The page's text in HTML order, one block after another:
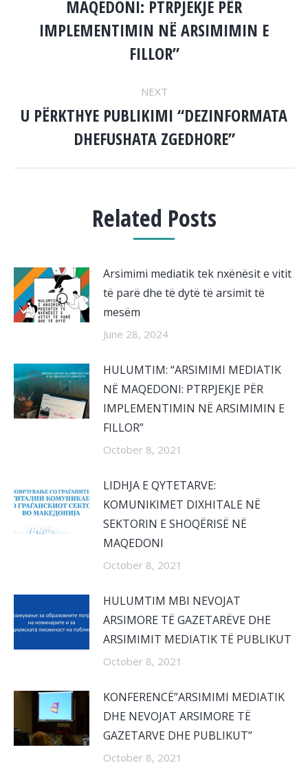
Previous
post:
MAQEDONI: PTRPJEKJE PËR
IMPLEMENTIMIN NË ARSIMIMIN E
FILLOR”
NEXT
Next
post:
U PËRKTHYE PUBLIKIMI “DEZINFORMATA
DHEFUSHATA ZGEDHORE”
Related Posts
Arsimimi mediatik tek nxënësit e vitit
të parë dhe të dytë të arsimit të
mesëm
June 28, 2024
HULUMTIM: “ARSIMIMI MEDIATIK
NË MAQEDONI: PTRPJEKJE PËR
IMPLEMENTIMIN NË ARSIMIMIN E
FILLOR”
October 8, 2021
LIDHJA E QYTETARVE:
KOMUNIKIMET DIXHITALE NË
SEKTORIN E SHOQËRISË NË
MAQEDONI
October 8, 2021
HULUMTIM MBI NEVOJAT
ARSIMORE TË GAZETARËVE DHE
ARSIMIMIT MEDIATIK TË PUBLIKUT
October 8, 2021
KONFERENCË”ARSIMIMI MEDIATIK
DHE NEVOJAT ARSIMORE TË
GAZETARVE DHE PUBLIKUT”
October 8, 2021